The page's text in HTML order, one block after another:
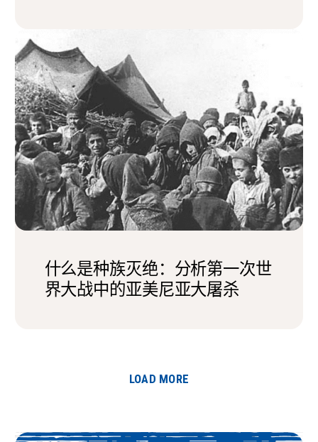
什么是种族灭绝：分析第一次世
界大战中的亚美尼亚大屠杀
LOAD MORE